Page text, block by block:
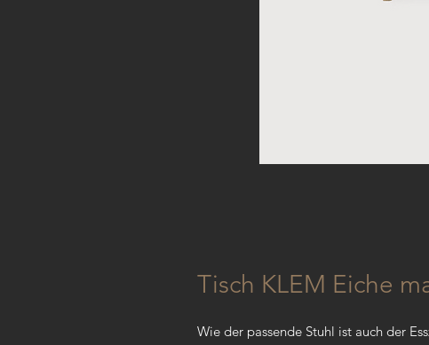
Tisch KLEM Eiche
Wie der passende Stuhl ist auch der